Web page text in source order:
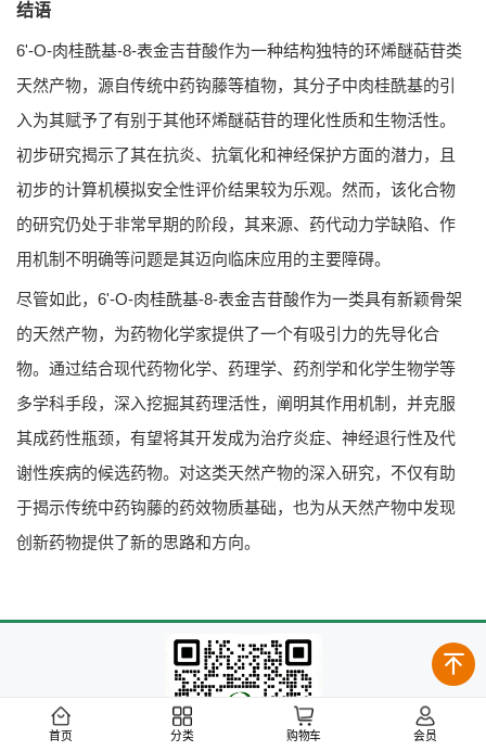
结语
6'-O-肉桂酰基-8-表金吉苷酸作为一种结构独特的环烯醚萜苷类
天然产物，源自传统中药钩藤等植物，其分子中肉桂酰基的引
入为其赋予了有别于其他环烯醚萜苷的理化性质和生物活性。
初步研究揭示了其在抗炎、抗氧化和神经保护方面的潜力，且
初步的计算机模拟安全性评价结果较为乐观。然而，该化合物
的研究仍处于非常早期的阶段，其来源、药代动力学缺陷、作
用机制不明确等问题是其迈向临床应用的主要障碍。
尽管如此，6'-O-肉桂酰基-8-表金吉苷酸作为一类具有新颖骨架
的天然产物，为药物化学家提供了一个有吸引力的先导化合
物。通过结合现代药物化学、药理学、药剂学和化学生物学等
多学科手段，深入挖掘其药理活性，阐明其作用机制，并克服
其成药性瓶颈，有望将其开发成为治疗炎症、神经退行性及代
谢性疾病的候选药物。对这类天然产物的深入研究，不仅有助
于揭示传统中药钩藤的药效物质基础，也为从天然产物中发现
创新药物提供了新的思路和方向。
首页 分类 购物车 会员